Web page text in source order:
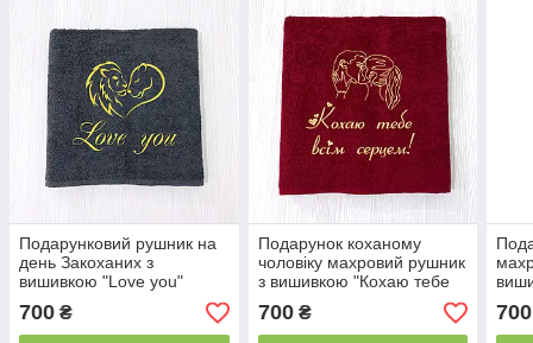
Подарунковий рушник на
день Закоханих з
вишивкою "Love you"
700 ₴
Подарунок коханому
чоловіку махровий рушник
з вишивкою "Кохаю тебе
700₴ 700